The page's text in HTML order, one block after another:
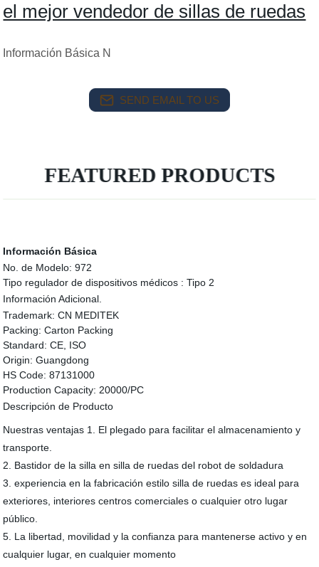
el mejor vendedor de sillas de ruedas
Información Básica N
SEND EMAIL TO US
FEATURED PRODUCTS
Información Básica
No. de Modelo: 972
Tipo regulador de dispositivos médicos : Tipo 2
Información Adicional.
Trademark: CN MEDITEK
Packing: Carton Packing
Standard: CE, ISO
Origin: Guangdong
HS Code: 87131000
Production Capacity: 20000/PC
Descripción de Producto
Nuestras ventajas 1. El plegado para facilitar el almacenamiento y
transporte.
2. Bastidor de la silla en silla de ruedas del robot de soldadura
3. experiencia en la fabricación estilo silla de ruedas es ideal para
exteriores, interiores centros comerciales o cualquier otro lugar
público.
5. La libertad, movilidad y la confianza para mantenerse activo y en
cualquier lugar, en cualquier momento